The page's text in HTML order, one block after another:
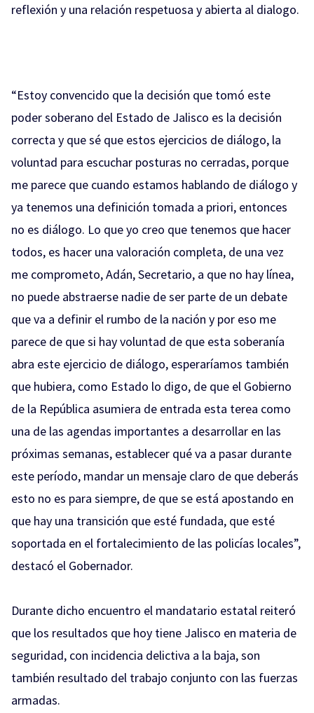
reflexión y una relación respetuosa y abierta al dialogo.
“Estoy convencido que la decisión que tomó este
poder soberano del Estado de Jalisco es la decisión
correcta y que sé que estos ejercicios de diálogo, la
voluntad para escuchar posturas no cerradas, porque
me parece que cuando estamos hablando de diálogo y
ya tenemos una definición tomada a priori, entonces
no es diálogo. Lo que yo creo que tenemos que hacer
todos, es hacer una valoración completa, de una vez
me comprometo, Adán, Secretario, a que no hay línea,
no puede abstraerse nadie de ser parte de un debate
que va a definir el rumbo de la nación y por eso me
parece de que si hay voluntad de que esta soberanía
abra este ejercicio de diálogo, esperaríamos también
que hubiera, como Estado lo digo, de que el Gobierno
de la República asumiera de entrada esta terea como
una de las agendas importantes a desarrollar en las
próximas semanas, establecer qué va a pasar durante
este período, mandar un mensaje claro de que deberás
esto no es para siempre, de que se está apostando en
que hay una transición que esté fundada, que esté
soportada en el fortalecimiento de las policías locales”,
destacó el Gobernador.
Durante dicho encuentro el mandatario estatal reiteró
que los resultados que hoy tiene Jalisco en materia de
seguridad, con incidencia delictiva a la baja, son
también resultado del trabajo conjunto con las fuerzas
armadas.